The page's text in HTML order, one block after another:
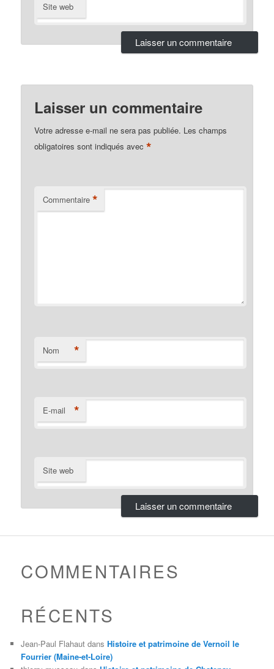
Site web
Laisser un commentaire
Votre adresse e-mail ne sera pas publiée. Les champs
obligatoires sont indiqués avec*
Commentaire *
Nom *
E-mail *
Site web
COMMENTAIRES
RÉCENTS
Jean-Paul Flahaut dansHistoire et patrimoine de Vernoil le
Fourrier (Maine-et-Loire)